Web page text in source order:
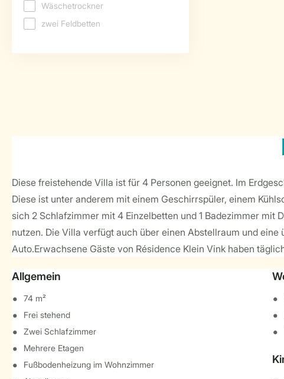
Diese freistehende Villa ist für 4 Personen geeignet. Im
Diese ist unter anderem mit einem Geschirrspüler, einem
sich 2 Schlafzimmer mit 4 Einzelbetten und 1 Badezimmer mit
nutzen. Die Villa verfügt auch über einen Abstellraum und
Auto.Erwachsene Gäste von Résidence Klein Vink haben
Allgemein
74 m²
Frei stehend
Zwei Schlafzimmer
Mehrere Etagen
Fußbodenheizung im Wohnzimmer